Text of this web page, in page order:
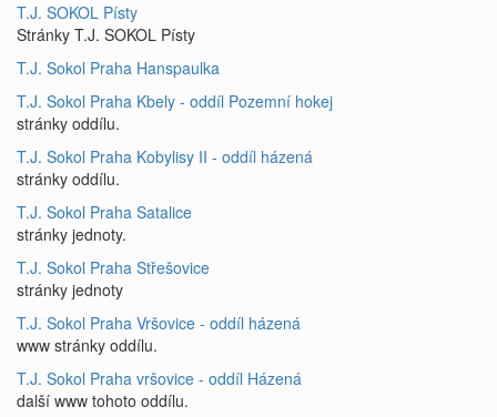
T.J. SOKOL Písty
Stránky T.J. SOKOL Písty
T.J. Sokol Praha Hanspaulka
T.J. Sokol Praha Kbely - oddíl Pozemní hokej
stránky oddílu.
T.J. Sokol Praha Kobylisy II - oddíl házená
stránky oddílu.
T.J. Sokol Praha Satalice
stránky jednoty.
T.J. Sokol Praha Střešovice
stránky jednoty
T.J. Sokol Praha Vršovice - oddíl házená
www stránky oddílu.
T.J. Sokol Praha vršovice - oddíl Házená
další www tohoto oddílu.